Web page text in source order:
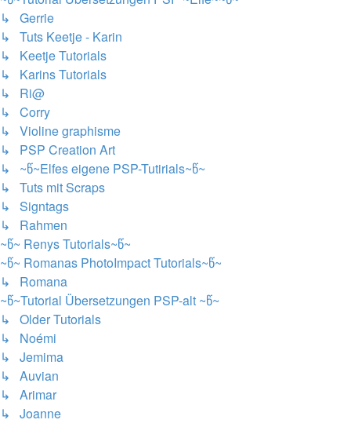
↳ Gerrie
↳ Tuts Keetje - Karin
↳ Keetje Tutorials
↳ Karins Tutorials
↳ Ri@
↳ Corry
↳ Violine graphisme
↳ PSP Creation Art
↳ ~წ~Elfes eigene PSP-Tutirials~წ~
↳ Tuts mit Scraps
↳ Signtags
↳ Rahmen
~წ~ Renys Tutorials~წ~
~წ~ Romanas PhotoImpact Tutorials~წ~
↳ Romana
~წ~Tutorial Übersetzungen PSP-alt ~წ~
↳ Older Tutorials
↳ Noémi
↳ Jemima
↳ Auvian
↳ Arimar
↳ Joanne